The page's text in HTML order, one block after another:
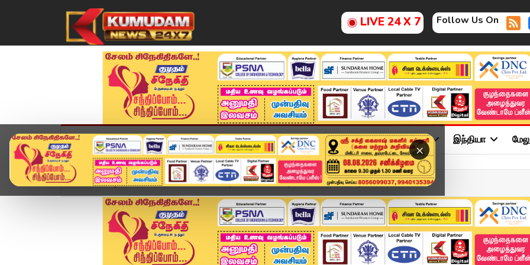
LIVE 24 X 7 Follow Us On
×
முகப்பு விளையாட்டு அண்மை தமிழ்நாடு சினிமா அரசியல் விளையாட்டு இந்தியா
Home வீடியோ ஸ்டோரி District News | 14 NOV 2025 | Tamil News Today ...